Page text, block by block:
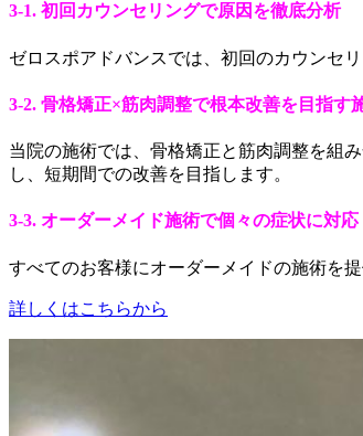
3-1. 初回カウンセリングで原因を徹底分析
ゼロスポアドバンスでは、初回のカウンセ
3-2. 骨格矯正×筋肉調整で根本改善を目指す
当院の施術では、骨格矯正と筋肉調整を組
し、短期間での改善を目指します。
3-3. オーダーメイド施術で個々の症状に対応
すべてのお客様にオーダーメイドの施術を
詳しくはこちらから